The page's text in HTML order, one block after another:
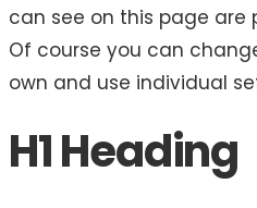
can see on this page are
Of course you can
own and use individual
H1 Heading